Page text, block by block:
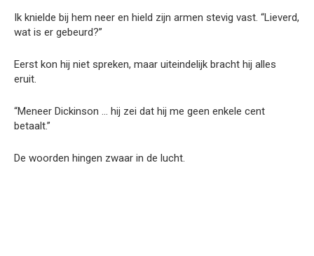
Ik knielde bij hem neer en hield zijn armen stevig vast. “Lieverd,
wat is er gebeurd?”
Eerst kon hij niet spreken, maar uiteindelijk bracht hij alles
eruit.
“Meneer Dickinson … hij zei dat hij me geen enkele cent
betaalt.”
De woorden hingen zwaar in de lucht.